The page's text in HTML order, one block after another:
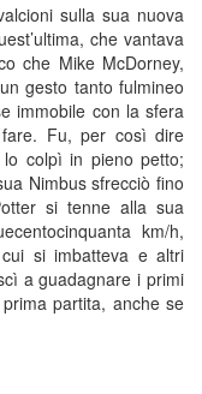
sulla sua nuova
che vantava
che Mike McDorney,
gesto tanto fulmineo
immobile con la sfera
Fu, per così dire
colpì in pieno petto;
Nimbus sfrecciò fino
si tenne alla sua
km/h,
si imbatteva e altri
a guadagnare i primi
partita, anche se